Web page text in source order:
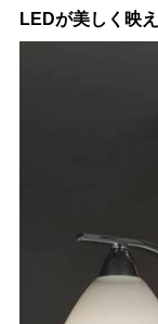
LEDが美しく映